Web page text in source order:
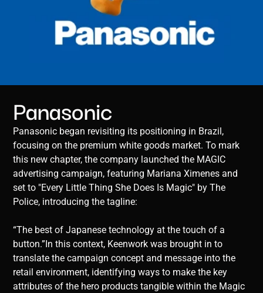
Panasonic
Panasonic began revisiting its positioning in Brazil,
focusing on the premium white goods market. To mark
this new chapter, the company launched the MAGIC
advertising campaign, featuring Mariana Ximenes and
set to "Every Little Thing She Does Is Magic" by The
Police, introducing the tagline:
“The best of Japanese technology at the touch of a
button.”In this context, Keenwork was brought in to
translate the campaign concept and message into the
retail environment, identifying ways to make the key
attributes of the hero products tangible within the Magic